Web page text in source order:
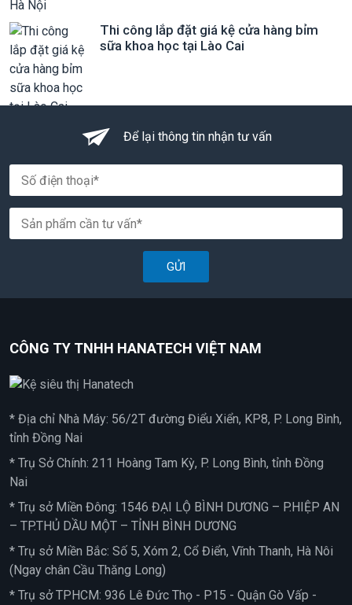
Thi công lắp đặt giá kệ cửa hàng bỉm
sữa khoa học tại Lào Cai
Để lại thông tin nhận tư vấn
GỬI
CÔNG TY TNHH HANATECH VIỆT NAM
* Địa chỉ Nhà Máy: 56/2T đường Điểu Xiển, KP8, P. Long Bình,
tỉnh Đồng Nai
* Trụ Sở Chính: 211 Hoàng Tam Kỳ, P. Long Bình, tỉnh Đồng
Nai
* Trụ sở Miền Đông: 1546 ĐẠI LỘ BÌNH DƯƠNG – P.HIỆP AN
– TP.THỦ DẦU MỘT – TỈNH BÌNH DƯƠNG
* Trụ sở Miền Bắc: Số 5, Xóm 2, Cổ Điển, Vĩnh Thanh, Hà Nôi
(Ngay chân Cầu Thăng Long)
* Trụ sở TPHCM: 936 Lê Đức Thọ - P15 - Quận Gò Vấp -